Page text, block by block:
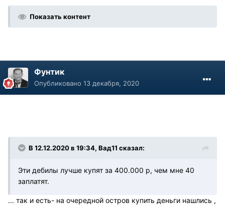
Показать контент
Фунтик
Опубликовано 13 декабря, 2020
В 12.12.2020 в 19:34, Вад11 сказал:
Эти дебилы лучше купят за 400.000 р, чем мне 40
заплатят.
... так и есть- на очередной остров купить деньги нашлись ,